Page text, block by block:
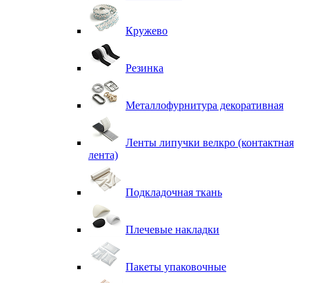
Кружево
Резинка
Металлофурнитура декоративная
Ленты липучки велкро (контактная
лента)
Подкладочная ткань
Плечевые накладки
Пакеты упаковочные